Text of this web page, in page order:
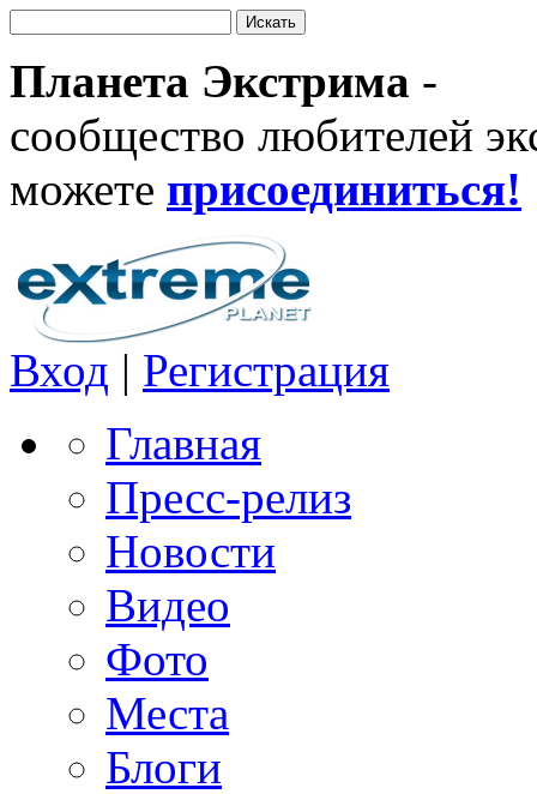
Планета Экстрима -
сообщество любителей
можете присоединиться!
Вход | Регистрация
Главная
Пресс-релиз
Новости
Видео
Фото
Места
Блоги